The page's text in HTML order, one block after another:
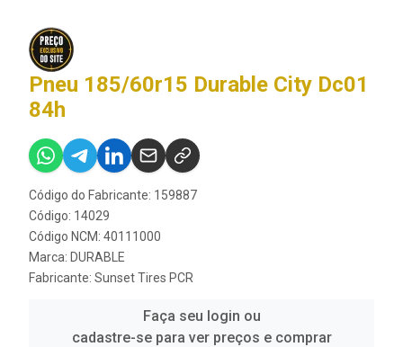
Pneu 185/60r15 Durable City Dc01
84h
Código do Fabricante: 159887
Código: 14029
Código NCM: 40111000
Marca: DURABLE
Fabricante: Sunset Tires PCR
Faça seu login ou
cadastre-se para ver preços e comprar